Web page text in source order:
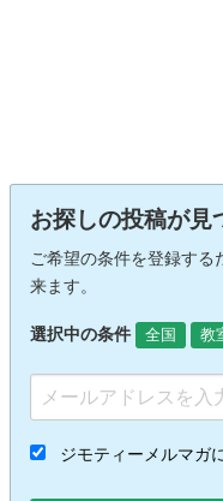
お探しの投稿が見
ご希望の条件を登録する
来ます。
選択中の条件 全国 教
ジモティーメルマガ